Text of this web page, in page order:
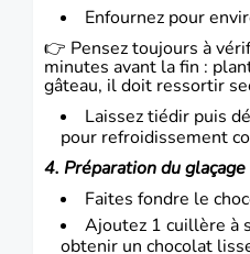
Enfournez pour
👉 Pensez toujours à
minutes avant la fin :
gâteau, il doit ressortir
Laissez tiédir puis
pour refroidissement
4. Préparation du glaçage
Faites fondre le
Ajoutez 1 cuillère à
obtenir un chocolat